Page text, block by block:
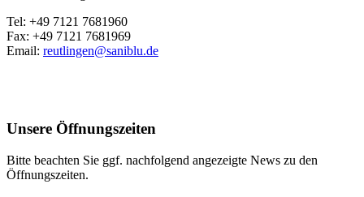
Tel: +49 7121 7681960
Fax: +49 7121 7681969
Email: reutlingen@saniblu.de
Unsere Öffnungszeiten
Bitte beachten Sie ggf. nachfolgend angezeigte News zu den
Öffnungszeiten.